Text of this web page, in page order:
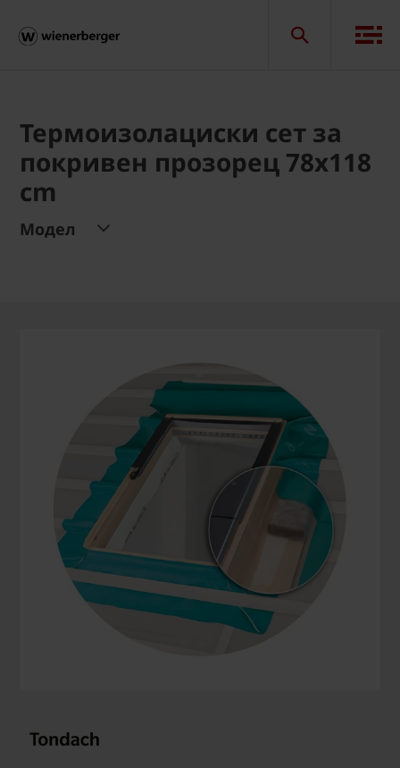
Термоизолациски сет за
покривен прозорец 78x118
cm
Модел